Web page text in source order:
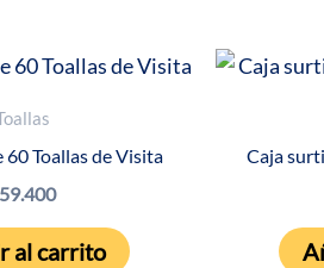
60 Toallas de Visita
59.400
al carrito
Caja